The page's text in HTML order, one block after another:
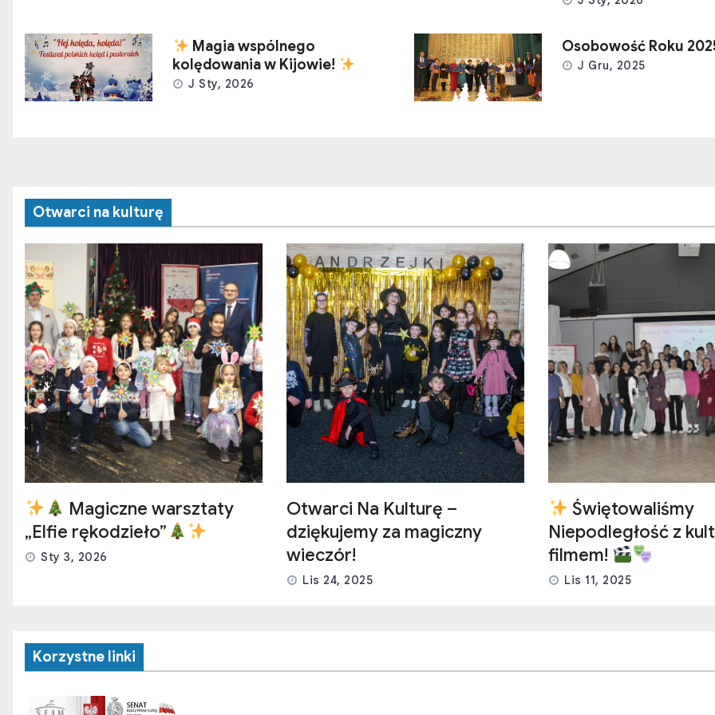
Magia wspólnego
kolędowania w Kijowie!
J Sty, 2026
Osobowość Roku
J Gru, 2025
Otwarci na kulturę
Magiczne warsztaty
„Elfie rękodzieło”
Sty 3, 2026
Otwarci Na Kulturę –
dziękujemy za magiczny
wieczór!
Lis 24, 2025
Świętowaliśmy
Niepodległość z
filmem!
Lis 11, 2025
Korzystne linki